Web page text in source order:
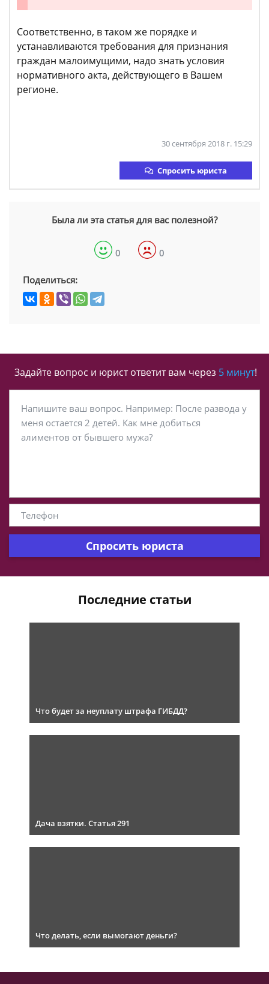
Соответственно, в таком же порядке и
устанавливаются требования для признания
граждан малоимущими, надо знать условия
нормативного акта, действующего в Вашем
регионе.
30 сентября 2018 г. 15:29
Спросить юриста
Была ли эта статья для вас полезной?
0 0
Поделиться:
Задайте вопрос и юрист ответит вам через 5 минут!
Спросить юриста
Последние статьи
Что будет за неуплату штрафа ГИБДД?
Дача взятки. Статья 291
Что делать, если вымогают деньги?